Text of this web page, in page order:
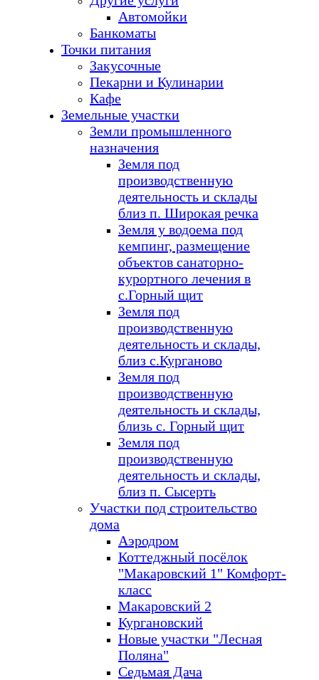
Автомойки
Банкоматы
Точки питания
Закусочные
Пекарни и Кулинарии
Кафе
Земельные участки
Земли промышленного
назначения
Земля под
производственную
деятельность и склады
близ п. Широкая речка
Земля у водоема под
кемпинг, размещение
объектов санаторно-
курортного лечения в
с.Горный щит
Земля под
производственную
деятельность и склады,
близ с.Курганово
Земля под
производственную
деятельность и склады,
близь с. Горный щит
Земля под
производственную
деятельность и склады,
близ п. Сысерть
Участки под строительство
дома
Аэродром
Коттеджный посёлок
"Макаровский 1" Комфорт-
класс
Макаровский 2
Кургановский
Новые участки "Лесная
Поляна"
Седьмая Дача